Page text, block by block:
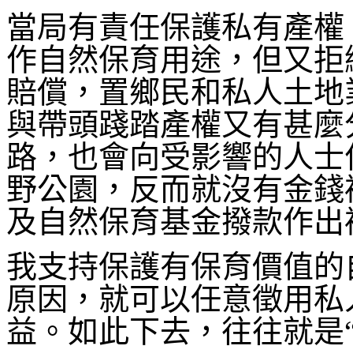
當局有責任保護私有產
作自然保育用途，但又
賠償，置鄉民和私人土
與帶頭踐踏產權又有甚
路，也會向受影響的人
野公園，反而就沒有金
及自然保育基金撥款作
我支持保護有保育價值
原因，就可以任意徵用
益。如此下去，往往就